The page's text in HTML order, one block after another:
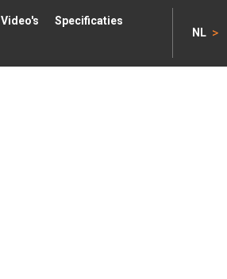
Video's
Specificaties
NL >